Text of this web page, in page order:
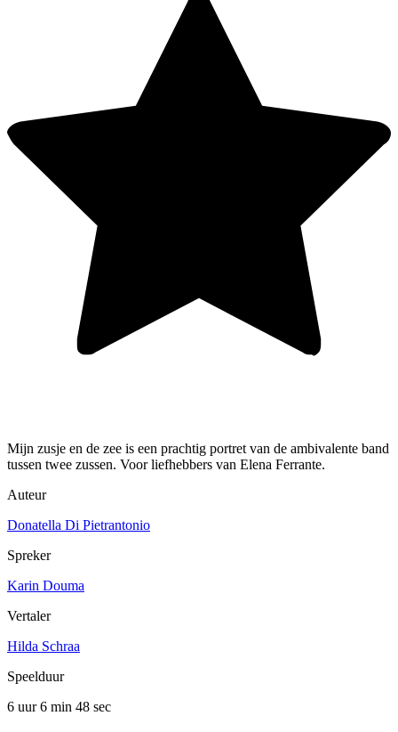
Mijn zusje en de zee is een prachtig portret van de ambivalente band
tussen twee zussen. Voor liefhebbers van Elena Ferrante.
Auteur
Donatella Di Pietrantonio
Spreker
Karin Douma
Vertaler
Hilda Schraa
Speelduur
6 uur 6 min 48 sec